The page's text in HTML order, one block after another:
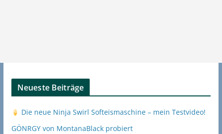
Neueste Beiträge
Die neue Ninja Swirl Softeismaschine – mein Testvideo!
GÖNRGY von MontanaBlack probiert